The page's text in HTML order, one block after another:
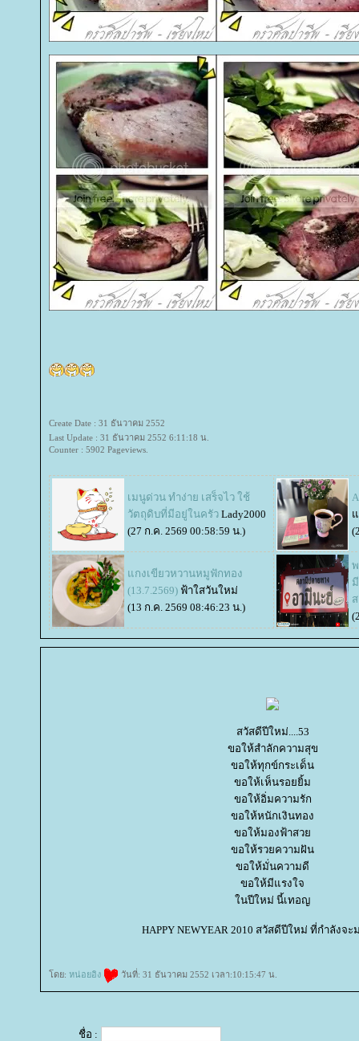
Create Date : 31 ธันวาคม 2552
Last Update : 31 ธันวาคม 2552 6:11:18 น.
Counter : 5902 Pageviews.
เมนูด่วน ทำง่าย เสร็จไว ใช้
วัตถุดิบที่มีอยู่ในครัว Lady2000
(27 ก.ค. 2569 00:58:59 น.)
กงเขียวหวานหมูฟักทอง
(13.7.2569) ฟ้าใสวันใหม่
(13 ก.ค. 2569 08:46:23 น.)
สวัสดีปีใหม่....53
ขอให้สำลักความสุข
ขอให้ทุกข์กระเด็น
ขอให้เห็นรอยยิ้ม
ขอให้อิ่มความรัก
ขอให้หนักเงินทอง
ขอให้มองฟ้าสว
ขอให้รวยความฝัน
ขอให้มั่นความดี
ขอให้มีแรงใจ
นปีใหม่ นี้เทอญ
HAPPY NEWYEAR 2010 สวัสดีปีใหม่ ที่กำลังจะ
ดย: หน่อยอิง วันที่: 31 ธันวาคม 2552 เวลา:10:15:47 น.
ชื่อ :